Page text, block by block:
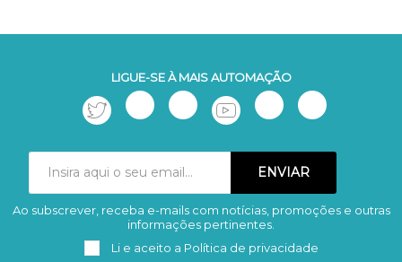
LIGUE-SE À MAIS AUTOMAÇÃO
Subscrever Remover
Ao subscrever, receba e-mails com notícias, promoções e outras
informações pertinentes.
Li e aceito a Política de privacidade